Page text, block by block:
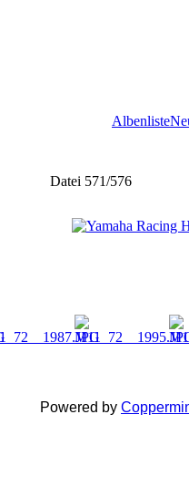
Albenliste
Datei 571/576
Powered by